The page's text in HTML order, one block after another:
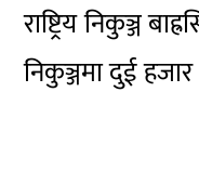
राष्ट्रिय निकुञ्ज
निकुञ्जमा दुई हजार